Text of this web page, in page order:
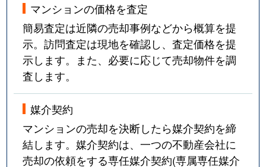
マンションの価格を査定
簡易査定は近隣の売却事例などから概算を提
示。訪問査定は現地を確認し、査定価格を提
示します。また、必要に応じて売却物件を調
査します。
媒介契約
マンションの売却を決断したら媒介契約を締
結します。媒介契約は、一つの不動産会社に
売却の依頼をする専任媒介契約(専属専任媒介